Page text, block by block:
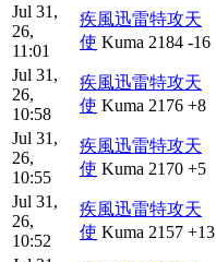
Jul 31,
26,
11:01
疾風迅雷特攻天
使 Kuma 2184 -16
Jul 31,
26,
10:58
疾風迅雷特攻天
使 Kuma 2176 +8
Jul 31,
26,
10:55
疾風迅雷特攻天
使 Kuma 2170 +5
Jul 31,
26,
10:52
疾風迅雷特攻天
使 Kuma 2157 +13